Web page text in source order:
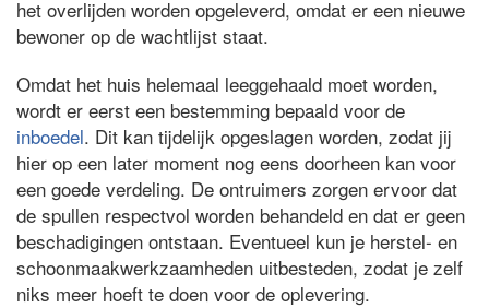
het overlijden worden opgeleverd, omdat er een nieuwe
bewoner op de wachtlijst staat.
Omdat het huis helemaal leeggehaald moet worden,
wordt er eerst een bestemming bepaald voor de
inboedel. Dit kan tijdelijk opgeslagen worden, zodat jij
hier op een later moment nog eens doorheen kan voor
een goede verdeling. De ontruimers zorgen ervoor dat
de spullen respectvol worden behandeld en dat er geen
beschadigingen ontstaan. Eventueel kun je herstel- en
schoonmaakwerkzaamheden uitbesteden, zodat je zelf
niks meer hoeft te doen voor de oplevering.